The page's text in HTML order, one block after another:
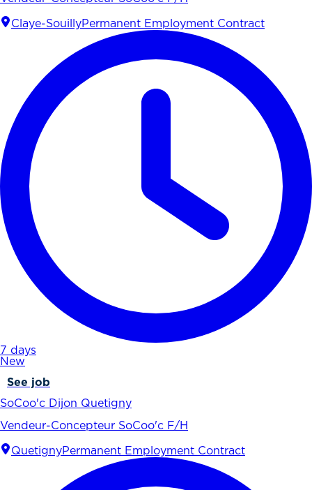
Claye-SouillyPermanent Employment Contract
7 days
New
See job
SoCoo'c Dijon Quetigny
Vendeur-Concepteur SoCoo'c F/H
QuetignyPermanent Employment Contract